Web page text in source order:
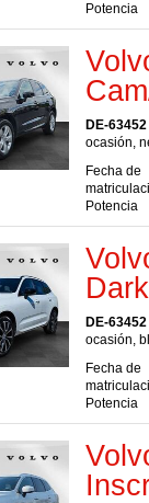
Potencia
DE-
ocasión,
Fecha de
Potencia
DE-
ocasión,
Fecha de
Potencia